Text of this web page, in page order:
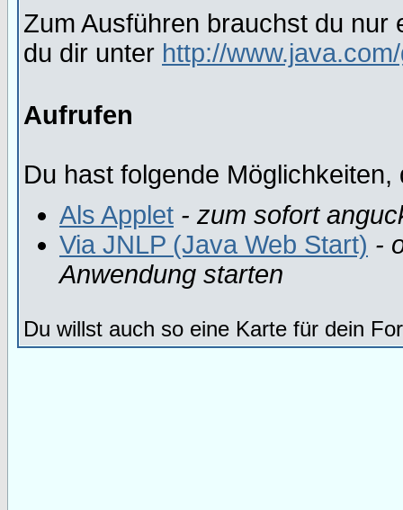
Zum Ausführen brauchst du nur
du dir unter http://
Aufrufen
Du hast folgende
Als Applet - zum sofort
Via JNLP (Java Web Start) -
Anwendung starten
Du willst auch so eine Karte für dein